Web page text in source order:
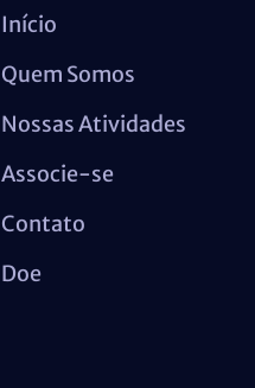
Início
Quem Somos
Nossas Atividades
Associe-se
Contato
Doe